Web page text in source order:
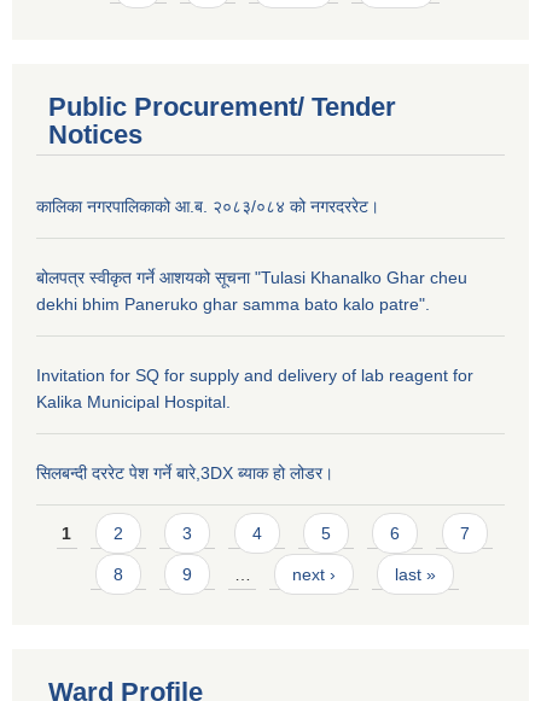
Public Procurement/ Tender
Notices
कालिका नगरपालिकाको आ.ब. २०८३/०८४ को नगरदररेट।
बोलपत्र स्वीकृत गर्ने आशयको सूचना "Tulasi Khanalko Ghar cheu
dekhi bhim Paneruko ghar samma bato kalo patre".
Invitation for SQ for supply and delivery of lab reagent for
Kalika Municipal Hospital.
सिलबन्दी दररेट पेश गर्ने बारे,3DX ब्याक हो लोडर।
Pages
1 2 3 4 5 6 7
8 9 next › last »
Ward Profile